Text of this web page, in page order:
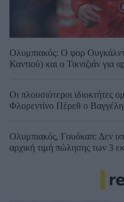
Ολυμπιακός: Ο φορ
Καντιού) και ο Τικνιζιάν για
Οι πλουσιότεροι
Φλορεντίνο Πέρεθ ο
Ολυμπιακός, Γουόκαπ: Δεν
αρχική τιμή πώλησης των 3